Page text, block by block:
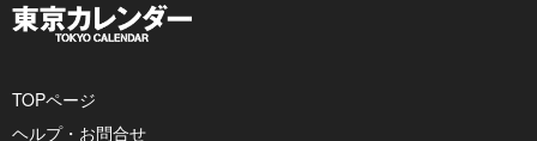
TOPページ
ヘルプ・お問合せ